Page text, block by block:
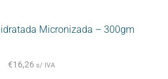
Micronizada – 300gm
€16,26 s/ IVA